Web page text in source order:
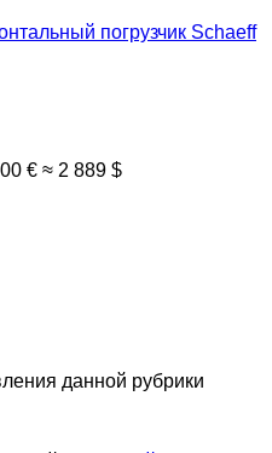
погрузчик Schaeff
€ ≈ 2 889 $
данной рубрики